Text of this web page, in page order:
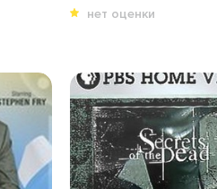
нет оценки